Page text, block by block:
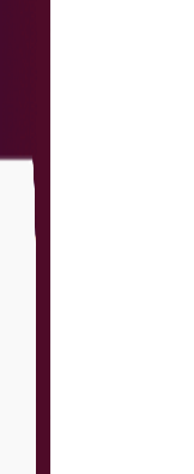
gegevens met het
aankoopproces,